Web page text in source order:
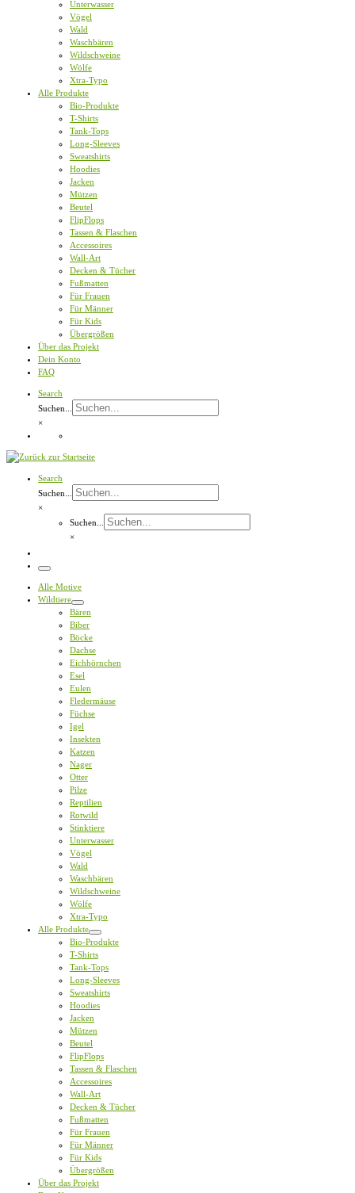
Unterwasser
Vögel
Wald
Waschbären
Wildschweine
Wölfe
Xtra-Typo
Alle Produkte
Bio-Produkte
T-Shirts
Tank-Tops
Long-Sleeves
Sweatshirts
Hoodies
Jacken
Mützen
Beutel
FlipFlops
Tassen & Flaschen
Accessoires
Wall-Art
Decken & Tücher
Fußmatten
Für Frauen
Für Männer
Für Kids
Übergrößen
Über das Projekt
Dein Konto
FAQ
Search
Suchen...
×
Search
Suchen...
×
Suchen...
×
Menü
Alle Motive
Wildtiere
Bären
Biber
Böcke
Dachse
Eichhörnchen
Esel
Eulen
Fledermäuse
Füchse
Igel
Insekten
Katzen
Nager
Otter
Pilze
Reptilien
Rotwild
Stinktiere
Unterwasser
Vögel
Wald
Waschbären
Wildschweine
Wölfe
Xtra-Typo
Alle Produkte
Bio-Produkte
T-Shirts
Tank-Tops
Long-Sleeves
Sweatshirts
Hoodies
Jacken
Mützen
Beutel
FlipFlops
Tassen & Flaschen
Accessoires
Wall-Art
Decken & Tücher
Fußmatten
Für Frauen
Für Männer
Für Kids
Übergrößen
Über das Projekt